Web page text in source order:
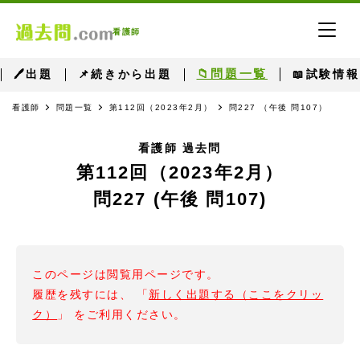
看護師
🖊出題 📌続きから出題 📁問題一覧 📖試験情報
看護師 問題一覧 第112回（2023年2月） 問227 （午後 問107）
看護師 過去問
第112回（2023年2月）
問227 (午後 問107)
このページは閲覧用ページです。
履歴を残すには、 「 新しく出題する（ここをクリッ
ク）
」 をご利用ください。